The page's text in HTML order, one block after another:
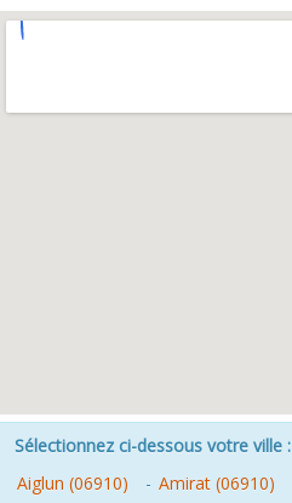
Sélectionnez ci-dessous votre ville :
Aiglun (06910)
- Amirat (06910)